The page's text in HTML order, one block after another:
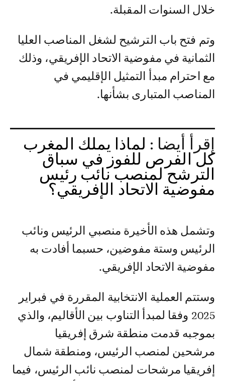
خلال السنوات المقبلة.
وتم فتح باب الترشيح لشغل المناصب العليا
الثمانية في مفوضية الاتحاد الإفريقي، وذلك
مع احترام مبدأ التمثيل الإقليمي في
المناصب المتبارى بشأنها.
إقرأ أيضا : لماذا يملك المغرب
كل الفرص للفوز في سباق
الترشح لمنصب نائب رئيس
مفوضية الاتحاد الإفريقي؟
وتشمل هذه الأخيرة منصبي الرئيس ونائب
الرئيس وستة مفوضين، حسبما أفادت به
مفوضية الاتحاد الإفريقي.
وستتم العملية الانتخابية المقررة في فبراير
2025 وفقا لمبدأ التناوب بين الأقاليم، والذي
بموجبه قدمت منطقة شرق إفريقيا
مرشحين لمنصب الرئيس، ومنطقة شمال
إفريقيا مرشحات لمنصب نائب الرئيس، فيما